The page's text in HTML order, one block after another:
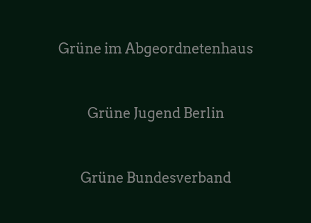
Grüne im Abgeordnetenhaus
Grüne Jugend Berlin
Grüne Bundesverband